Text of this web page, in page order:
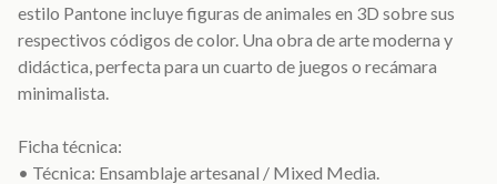
estilo Pantone incluye figuras de animales en 3D sobre sus
respectivos códigos de color. Una obra de arte moderna y
didáctica, perfecta para un cuarto de juegos o recámara
minimalista.
Ficha técnica:
• Técnica: Ensamblaje artesanal / Mixed Media.